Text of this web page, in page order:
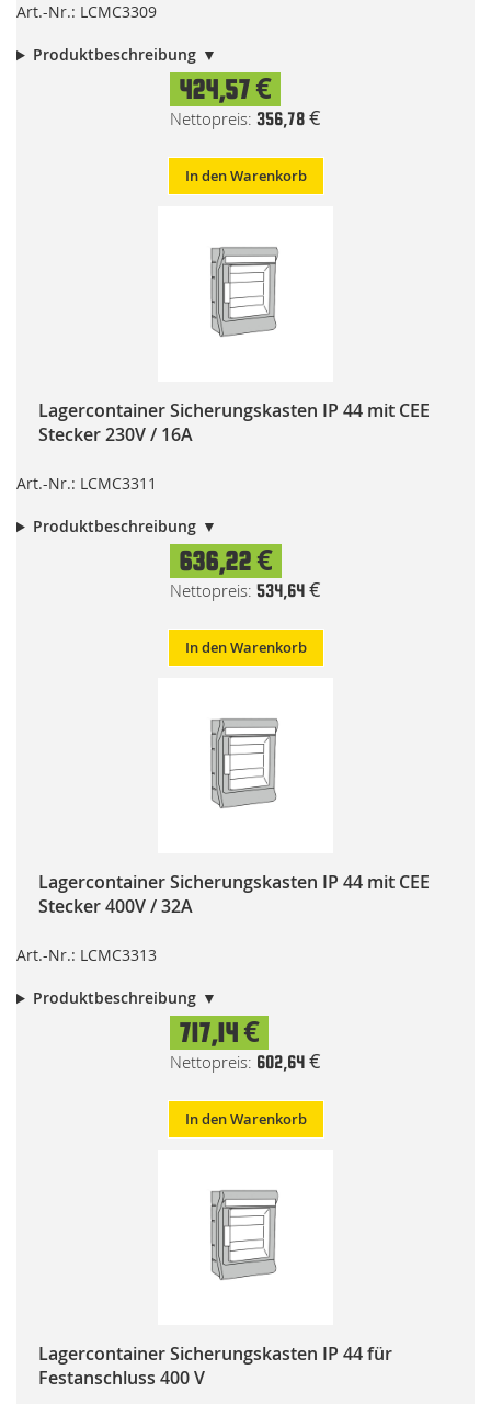
Art.-Nr.: LCMC3309
Produktbeschreibung
424,57 €
356,78 €
In den Warenkorb
Lagercontainer Sicherungskasten IP 44 mit CEE
Stecker 230V / 16A
Art.-Nr.: LCMC3311
Produktbeschreibung
636,22 €
534,64 €
In den Warenkorb
Lagercontainer Sicherungskasten IP 44 mit CEE
Stecker 400V / 32A
Art.-Nr.: LCMC3313
Produktbeschreibung
717,14 €
602,64 €
In den Warenkorb
Lagercontainer Sicherungskasten IP 44 für
Festanschluss 400 V